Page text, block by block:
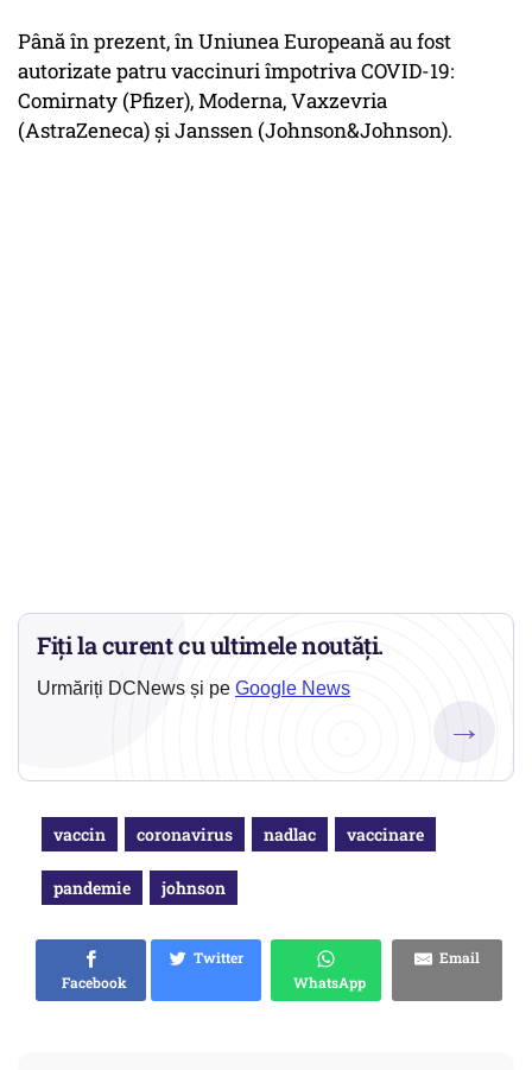
Până în prezent, în Uniunea Europeană au fost
autorizate patru vaccinuri împotriva COVID-19:
Comirnaty (Pfizer), Moderna, Vaxzevria
(AstraZeneca) și Janssen (Johnson&Johnson).
Fiți la curent cu ultimele noutăți.
Urmăriți DCNews și pe Google News
→
vaccin coronavirus nadlac vaccinare
pandemie johnson
Facebook
Twitter
WhatsApp
Email